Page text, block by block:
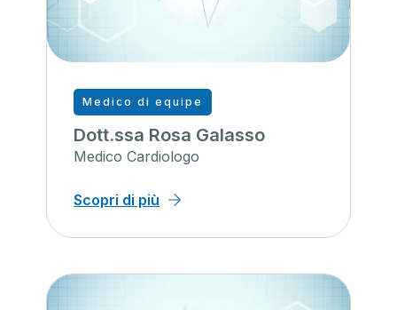
Medico di equipe
Dott.ssa Rosa Galasso
Medico Cardiologo
Scopri di più